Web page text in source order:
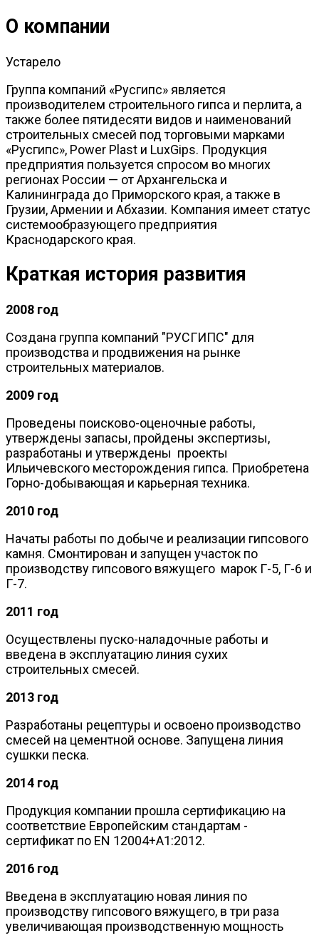
О компании
Устарело
Группа компаний «Русгипс» является
производителем строительного гипса и перлита, а
также более пятидесяти видов и наименований
строительных смесей под торговыми марками
«Русгипс», Power Plast и LuxGips. Продукция
предприятия пользуется спросом во многих
регионах России — от Архангельска и
Калининграда до Приморского края, а также в
Грузии, Армении и Абхазии. Компания имеет статус
системообразующего предприятия
Краснодарского края.
Краткая история развития
2008 год
Создана группа компаний "РУСГИПС" для
производства и продвижения на рынке
строительных материалов.
2009 год
Проведены поисково-оценочные работы,
утверждены запасы, пройдены экспертизы,
разработаны и утверждены проекты
Ильичевского месторождения гипса. Приобретена
Горно-добывающая и карьерная техника.
2010 год
Начаты работы по добыче и реализации гипсового
камня. Смонтирован и запущен участок по
производству гипсового вяжущего марок Г-5, Г-6 и
Г-7.
2011 год
Осуществлены пуско-наладочные работы и
введена в эксплуатацию линия сухих
строительных смесей.
2013 год
Разработаны рецептуры и освоено производство
смесей на цементной основе. Запущена линия
сушкки песка.
2014 год
Продукция компании прошла сертификацию на
соответствие Европейским стандартам -
сертификат по EN 12004+A1:2012.
2016 год
Введена в эксплуатацию новая линия по
производству гипсового вяжущего, в три раза
увеличивающая производственную мощность